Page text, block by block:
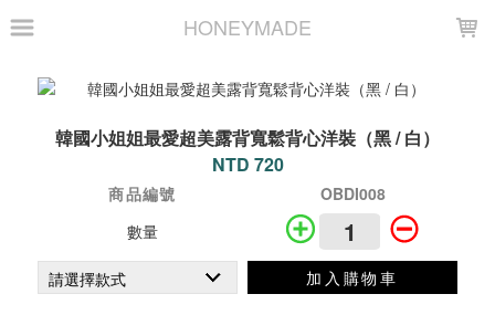
HONEYMADE
韓國小姐姐最愛超美露背寬鬆背心洋裝（黑 / 白）
NTD 720
商品編號
OBDI008
數量
加入購物車